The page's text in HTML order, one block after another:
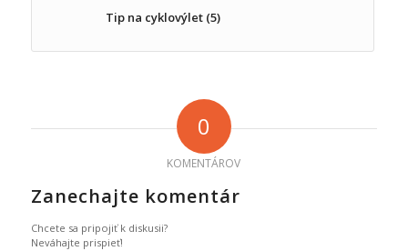
Tip na cyklovýlet (5)
0
KOMENTÁROV
Zanechajte komentár
Chcete sa pripojiť k diskusii?
Neváhajte prispieť!